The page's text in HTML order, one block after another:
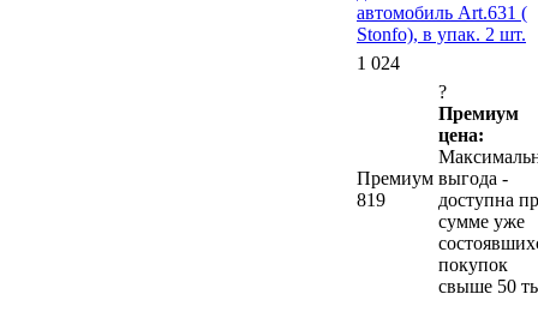
автомобиль Art.631 (
Stonfo), в упак. 2 шт.
1 024
Премиум
819
?
Премиум
цена:
выгода -
доступна
сумме уже
покупок
свыше 50